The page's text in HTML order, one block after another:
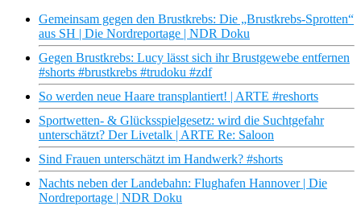
Gemeinsam gegen den Brustkrebs: Die „Brustkrebs-Sprotten“
aus SH | Die Nordreportage | NDR Doku
Gegen Brustkrebs: Lucy lässt sich ihr Brustgewebe entfernen
#shorts #brustkrebs #trudoku #zdf
So werden neue Haare transplantiert! | ARTE #reshorts
Sportwetten- & Glücksspielgesetz: wird die Suchtgefahr
unterschätzt? Der Livetalk | ARTE Re: Saloon
Sind Frauen unterschätzt im Handwerk? #shorts
Nachts neben der Landebahn: Flughafen Hannover | Die
Nordreportage | NDR Doku